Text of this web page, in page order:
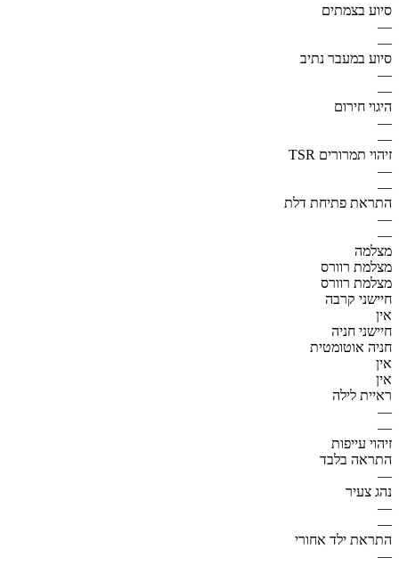
סיוע בצמתים
—
—
סיוע במעבר נתיב
—
—
היגוי חירום
—
—
זיהוי תמרורים TSR
—
—
התראת פתיחת דלת
—
—
מצלמה
מצלמת רוורס
מצלמת רוורס
חיישני קרבה
אין
חיישני חניה
חניה אוטומטית
אין
אין
ראיית לילה
—
—
זיהוי עייפות
התראה בלבד
—
נהג צעיר
—
—
התראת ילד אחורי
—